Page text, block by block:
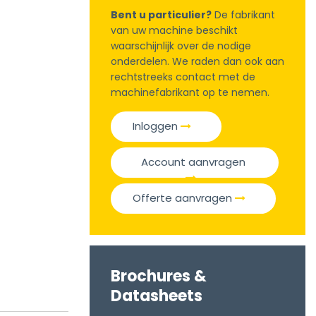
Bent u particulier? De fabrikant
van uw machine beschikt
waarschijnlijk over de nodige
onderdelen. We raden dan ook aan
rechtstreeks contact met de
machinefabrikant op te nemen.
Inloggen
Account aanvragen
Offerte aanvragen
Brochures &
Datasheets